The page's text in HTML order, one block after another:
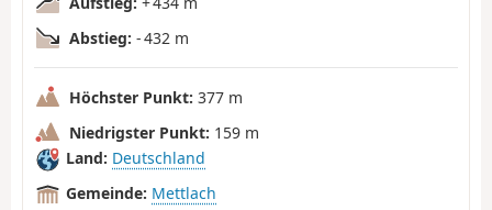
Abstieg: - 432 m
Höchster Punkt: 377 m
Niedrigster Punkt: 159 m
Land: Deutschland
Gemeinde: Mettlach